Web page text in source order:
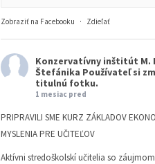
Zobraziť na Facebooku · Zdieľať
Konzervatívny inštitút M.
Štefánika Používateľ si
titulnú fotku.
1 mesiac pred
PRIPRAVILI SME KURZ ZÁKLADOV
MYSLENIA PRE UČITEĽOV
Aktívni stredoškolskí učitelia so